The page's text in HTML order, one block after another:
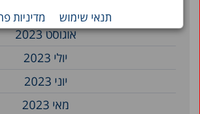
תנאי שימוש מדיניותספטמבר 2023
אוגוסט 2023
יולי 2023
יוני 2023
מאי 2023